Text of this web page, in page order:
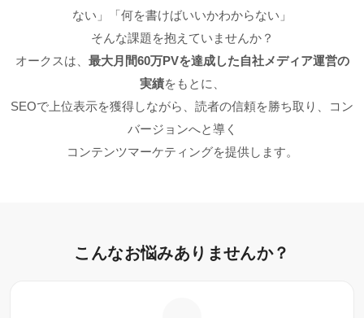
ない」「何を書けばいいかわからない」
そんな課題を抱えていませんか？
オークスは、 最大月間60万PVを達成した自社メディア運営の
実績をもとに、
SEOで上位表示を獲得しながら、読者の信頼を勝ち取り、コン
バージョンへと導く
コンテンツマーケティングを提供します。
こんなお悩みありませんか？